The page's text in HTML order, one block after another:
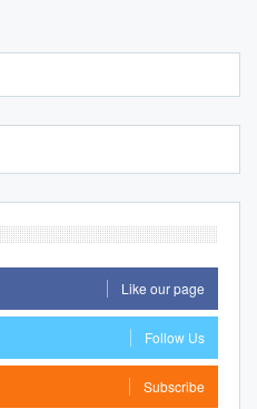
Like our page
Follow Us
Subscribe